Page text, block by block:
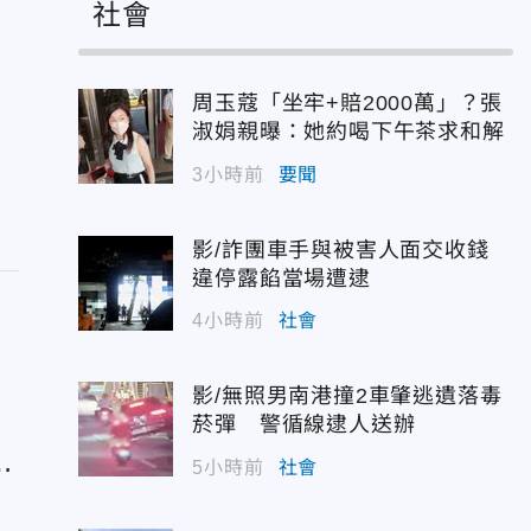
社會
周玉蔻「坐牢+賠2000萬」？張
淑娟親曝：她約喝下午茶求和解
3小時前 要聞
影/詐團車手與被害人面交收錢
違停露餡當場遭逮
4小時前 社會
影/無照男南港撞2車肇逃遺落毒
菸彈 警循線逮人送辦
5小時前 社會